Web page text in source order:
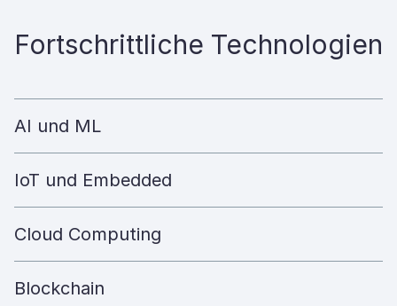
Fortschrittliche Technologien
AI und ML
IoT und Embedded
Cloud Computing
Blockchain